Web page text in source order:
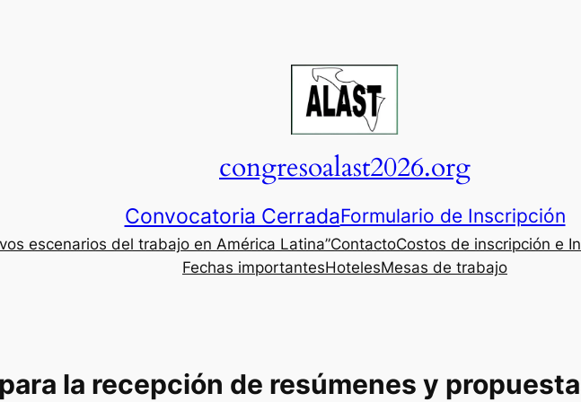
congresoalast2026.org
Convocatoria CerradaFormulario de Inscripción
escenarios del trabajo en América Latina”ContactoCostos de inscripción e
Fechas importantesHotelesMesas de trabajo
la recepción de resúmenes y